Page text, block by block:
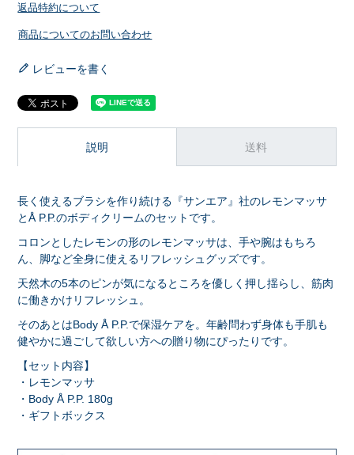
返品特約について
商品についてのお問い合わせ
レビューを書く
説明 送料
長く使えるブラシを作り続ける『サンエア』社のレモンマッサ
とÅ P.P.のボディクリームのセットです。
コロンとしたレモンの形のレモンマッサは、手や腕はもちろ
ん、脚など全身に使えるリフレッシュグッズです。
天然木の5本のピンが気になるところを優しく押し揺らし、筋肉
に働きかけリフレッシュ。
そのあとはBody Å P.P.で保湿ケアを。年齢問わず身体も手肌も
健やかに過ごして欲しい方への贈り物にぴったりです。
【セット内容】
・レモンマッサ
・Body Å P.P. 180g
・ギフトボックス